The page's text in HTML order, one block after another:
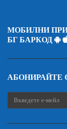
МОБИЛНИ
БГ БАРКОД
АБОНИРАЙТЕ